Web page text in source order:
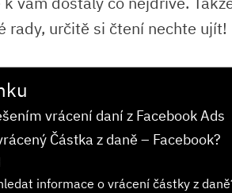
rady, určitě si čtení nechte ujít!
vrácení daní z Facebook Ads
Částka z daně – Facebook?
informace o vrácení částky z